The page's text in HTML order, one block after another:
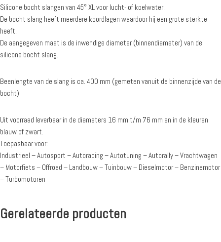
Silicone bocht slangen van 45° XL voor lucht- of koelwater.
De bocht slang heeft meerdere koordlagen waardoor hij een grote sterkte
heeft.
De aangegeven maat is de inwendige diameter (binnendiameter) van de
silicone bocht slang.
Beenlengte van de slang is ca. 400 mm (gemeten vanuit de binnenzijde van de
bocht)
Uit voorraad leverbaar in de diameters 16 mm t/m 76 mm en in de kleuren
blauw of zwart.
Toepasbaar voor:
Industrieel – Autosport – Autoracing – Autotuning – Autorally – Vrachtwagen
– Motorfiets – Offroad – Landbouw – Tuinbouw – Dieselmotor – Benzinemotor
– Turbomotoren
Gerelateerde producten